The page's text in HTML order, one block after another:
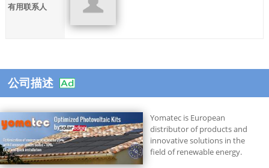
有用联系人
公司描述
Yomatec is European
distributor of products and
innovative solutions in the
field of renewable energy.